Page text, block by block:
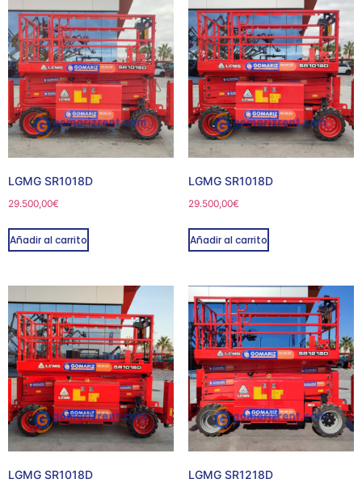
LGMG SR1018D
29.500,00€
Añadir al carrito
LGMG SR1018D
29.500,00€
Añadir al carrito
LGMG SR1018D LGMG SR1218D